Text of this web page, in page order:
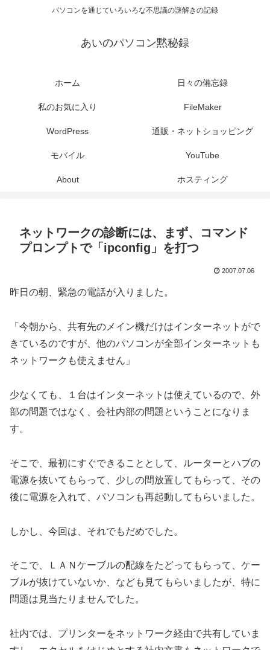
パソコンを通じていろいろな不思議の謎解きの記録
あいのパソコン黙秘録
ホーム 日々の備忘録
私のお気に入り FileMaker
WordPress 通販・ネットショッピング
モバイル YouTube
About ホスティング
ネットワークの診断には、まず、コマンド
プロンプトで「ipconfig」を打つ
2007.07.06
昨日の朝、緊急の電話が入りました。
「今朝から、共有先のメイン機だけはインターネットがで
きているのですが、他のパソコンが全部インターネットも
ネットワークも使えません」
少なくても、１台はインターネットは使えているので、外
部の問題ではなく、会社内部の問題ということになりま
す。
そこで、最初にすぐできることとして、ルーターとハブの
電源を抜いてもらって、少しの間放置してもらって、その
後に電源を入れて、パソコンも再起動してもらいました。
しかし、今回は、それでもだめでした。
そこで、ＬＡＮケーブルの配線をたどってもらって、ケー
ブルが抜けていないか、なども見てもらいましたが、特に
問題は見当たりませんでした。
社内では、プリンターをネットワーク経由で共有していま